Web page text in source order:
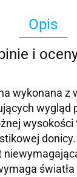
Opis
i
wykonana z
wygląd